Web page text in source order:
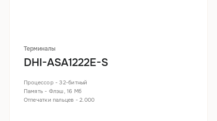
Терминалы
DHI-ASA1222E-S
Процессор - 32-битный
Память - Флэш, 16 Мб
Отпечатки пальцев - 2.000